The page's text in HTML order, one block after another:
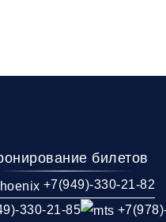
билетов
+7(949)-330-21-82
330-21-85